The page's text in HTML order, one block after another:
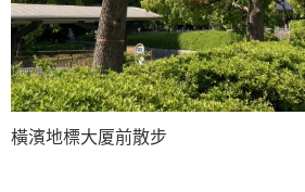
橫濱地標大厦前散步